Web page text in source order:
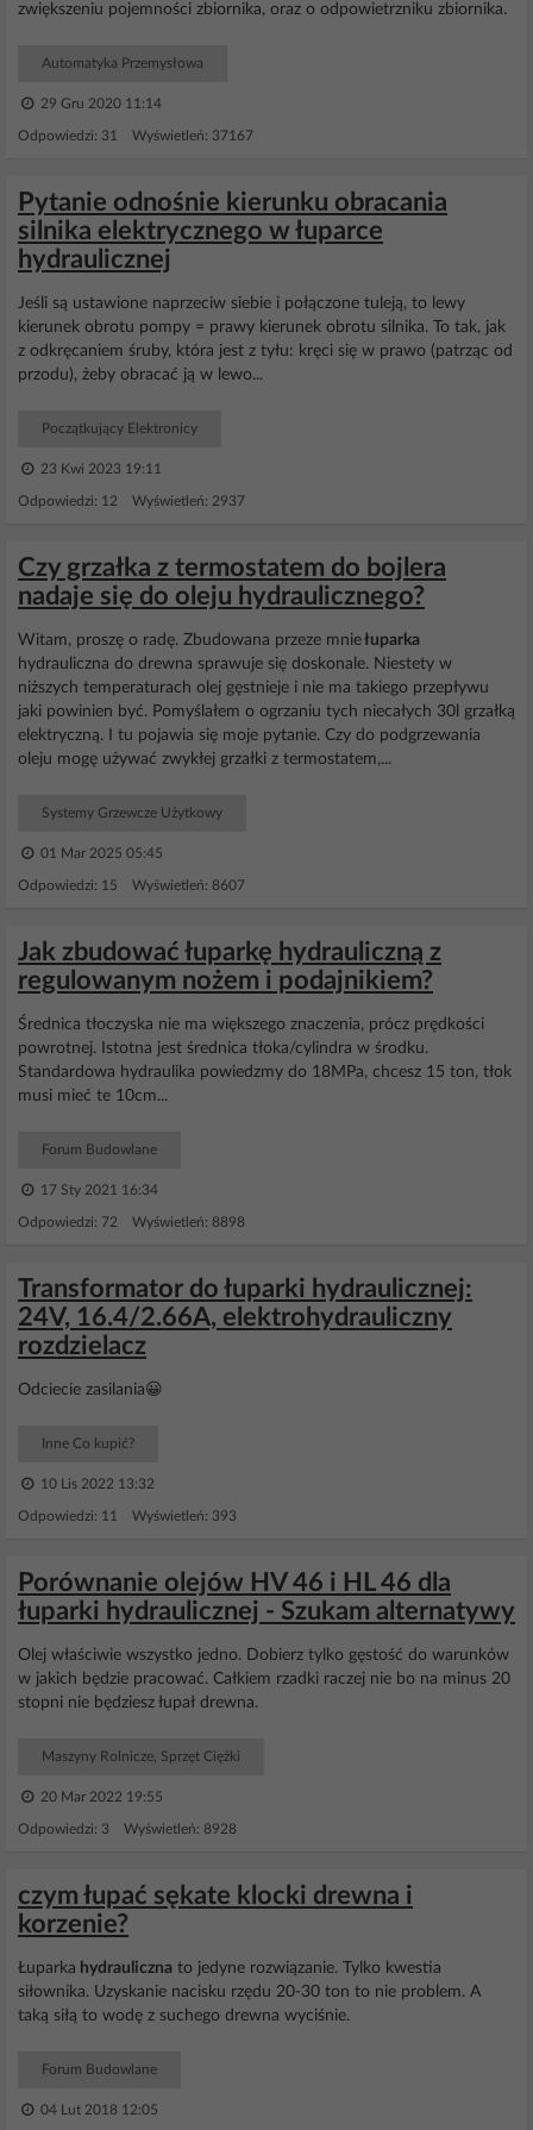
zwiększeniu pojemności zbiornika, oraz o odpowietrzniku zbiornika.
Automatyka Przemysłowa
29 Gru 2020 11:14
Odpowiedzi: 31 Wyświetleń: 37167
Pytanie odnośnie kierunku obracania
silnika elektrycznego w łuparce
hydraulicznej
Jeśli są ustawione naprzeciw siebie i połączone tuleją, to lewy
kierunek obrotu pompy = prawy kierunek obrotu silnika. To tak, jak
z odkręcaniem śruby, która jest z tyłu: kręci się w prawo (patrząc od
przodu), żeby obracać ją w lewo...
Początkujący Elektronicy
23 Kwi 2023 19:11
Odpowiedzi: 12 Wyświetleń: 2937
Czy grzałka z termostatem do bojlera
nadaje się do oleju hydraulicznego?
Witam, proszę o radę. Zbudowana przeze mniełuparka
hydrauliczna do drewna sprawuje się doskonale. Niestety w
niższych temperaturach olej gęstnieje i nie ma takiego przepływu
jaki powinien być. Pomyślałem o ogrzaniu tych niecałych 30l grzałką
elektryczną. I tu pojawia się moje pytanie. Czy do podgrzewania
oleju mogę używać zwykłej grzałki z termostatem,...
Systemy Grzewcze Użytkowy
01 Mar 2025 05:45
Odpowiedzi: 15 Wyświetleń: 8607
Jak zbudować łuparkę hydrauliczną z
regulowanym nożem i podajnikiem?
Średnica tłoczyska nie ma większego znaczenia, prócz prędkości
powrotnej. Istotna jest średnica tłoka/cylindra w środku.
Standardowa hydraulika powiedzmy do 18MPa, chcesz 15 ton, tłok
musi mieć te 10cm...
Forum Budowlane
17 Sty 2021 16:34
Odpowiedzi: 72 Wyświetleń: 8898
Transformator do łuparki hydraulicznej:
24V, 16.4/2.66A, elektrohydrauliczny
rozdzielacz
Odciecie zasilania😀
Inne Co kupić?
10 Lis 2022 13:32
Odpowiedzi: 11 Wyświetleń: 393
Porównanie olejów HV 46 i HL 46 dla
łuparki hydraulicznej - Szukam alternatywy
Olej właściwie wszystko jedno. Dobierz tylko gęstość do warunków
w jakich będzie pracować. Całkiem rzadki raczej nie bo na minus 20
stopni nie będziesz łupał drewna.
Maszyny Rolnicze, Sprzęt Ciężki
20 Mar 2022 19:55
Odpowiedzi: 3 Wyświetleń: 8928
czym łupać sękate klocki drewna i
korzenie?
Łuparka hydrauliczna to jedyne rozwiązanie. Tylko kwestia
siłownika. Uzyskanie nacisku rzędu 20-30 ton to nie problem. A
taką siłą to wodę z suchego drewna wyciśnie.
Forum Budowlane
04 Lut 2018 12:05